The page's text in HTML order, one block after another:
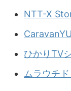
NTT-X
CaravanYU
ひかりTV
ムラウチ